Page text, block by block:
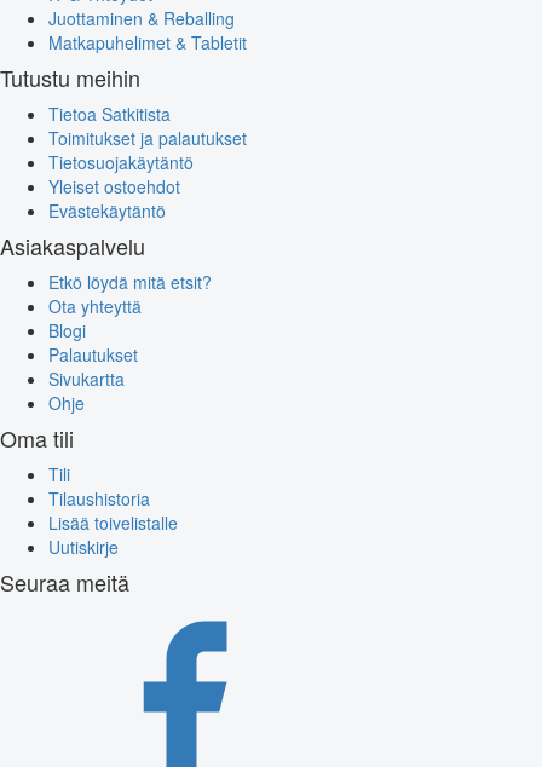
Juottaminen & Reballing
Matkapuhelimet & Tabletit
Tutustu meihin
Tietoa Satkitista
Toimitukset ja palautukset
Tietosuojakäytäntö
Yleiset ostoehdot
Evästekäytäntö
Asiakaspalvelu
Etkö löydä mitä etsit?
Ota yhteyttä
Blogi
Palautukset
Sivukartta
Ohje
Oma tili
Tili
Tilaushistoria
Lisää toivelistalle
Uutiskirje
Seuraa meitä